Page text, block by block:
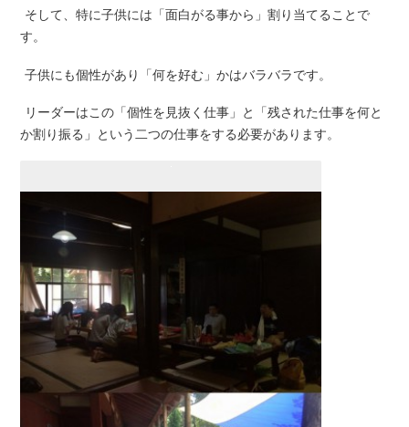
そして、特に子供には「面白がる事から」割り当てることで
す。
子供にも個性があり「何を好む」かはバラバラです。
リーダーはこの「個性を見抜く仕事」と「残された仕事を何と
か割り振る」という二つの仕事をする必要があります。